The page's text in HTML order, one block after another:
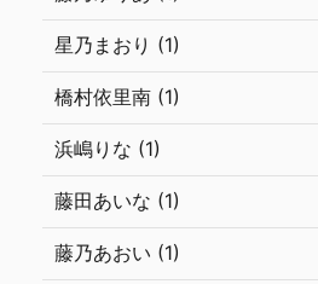
星乃まおり (1)
橋村依里南 (1)
浜嶋りな (1)
藤田あいな (1)
藤乃あおい (1)